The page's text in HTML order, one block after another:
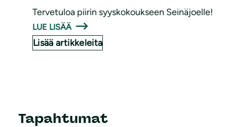
Tervetuloa piirin syyskokoukseen Seinäjoelle!
LUE LISÄÄ
Lisää artikkeleita
Tapahtumat